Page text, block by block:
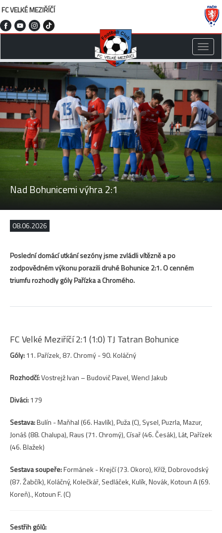
FC VELKÉ MEZIŘÍČÍ
Toggle
Nad Bohunicemi výhra 2:1
08.06.2026
Poslední domácí utkání sezóny jsme zvládli vítězně a po
zodpovědném výkonu porazili druhé Bohunice 2:1. O cenném
triumfu rozhodly góly Pařízka a Chromého.
FC Velké Meziříčí 2:1 (1:0) TJ Tatran Bohunice
Góly:11. Pařízek, 87. Chromý - 90. Koláčný
Rozhodčí:Vostrejž Ivan – Budovič Pavel, Wencl Jakub
Diváci:179
Sestava:Bulín - Maňhal (66. Havlík), Puža (C), Sysel, Puzrla, Mazur,
Jonáš (88. Chalupa), Raus (71. Chromý), Císař (46. Česák), Lát, Pařízek
(46. Blažek)
Sestava soupeře:Formánek - Krejčí (73. Okoro), Kříž, Dobrovodský
(87. Žabčík), Koláčný, Kolečkář, Sedláček, Kulík, Novák, Kotoun A (69.
Koreň)., Kotoun F. (C)
Sestřih gólů: